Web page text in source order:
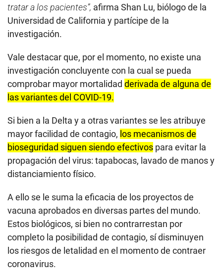
tratar a los pacientes”, afirma Shan Lu, biólogo de la
Universidad de California y partícipe de la
investigación.
Vale destacar que, por el momento, no existe una
investigación concluyente con la cual se pueda
comprobar mayor mortalidad derivada de alguna de
las variantes del COVID-19.
Si bien a la Delta y a otras variantes se les atribuye
mayor facilidad de contagio, los mecanismos de
bioseguridad siguen siendo efectivos para evitar la
propagación del virus: tapabocas, lavado de manos y
distanciamiento físico.
A ello se le suma la eficacia de los proyectos de
vacuna aprobados en diversas partes del mundo.
Estos biológicos, si bien no contrarrestan por
completo la posibilidad de contagio, sí disminuyen
los riesgos de letalidad en el momento de contraer
coronavirus.